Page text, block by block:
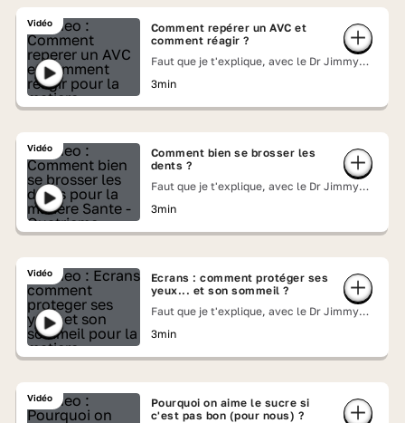
Vidéo
Comment repérer un AVC et
comment réagir ?
Faut que je t'explique, avec le Dr Jimmy
3min
Vidéo
Comment bien se brosser les
dents ?
Faut que je t'explique, avec le Dr Jimmy
3min
Vidéo
Ecrans : comment protéger ses
yeux... et son sommeil ?
Faut que je t'explique, avec le Dr Jimmy
3min
Vidéo
Pourquoi on aime le sucre si
c'est pas bon (pour nous) ?